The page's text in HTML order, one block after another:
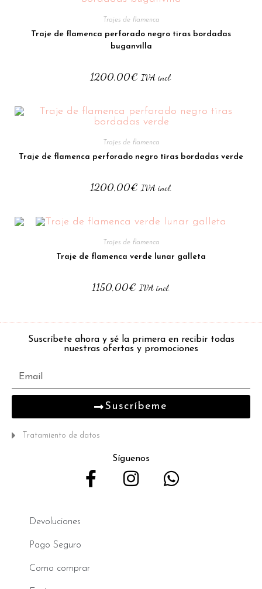
Trajes de flamenca
Traje de flamenca perforado negro tiras bordadas
buganvilla
1200,00€ IVA incl.
Trajes de flamenca
Traje de flamenca perforado negro tiras bordadas verde
1200,00€ IVA incl.
Trajes de flamenca
Traje de flamenca verde lunar galleta
1150,00€ IVA incl.
Suscríbete ahora y sé la primera en recibir todas
nuestras ofertas y promociones
Suscríbeme
Tratamiento de datos
Síguenos
Devoluciones
Pago Seguro
Como comprar